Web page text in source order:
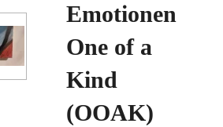
Emotionen
One of a
Kind
(OOAK)